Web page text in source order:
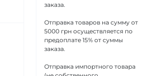
заказа.
Отправка товаров на сумму от
5000 грн осуществляется по
предоплате 15% от суммы
заказа.
Отправка импортного товара